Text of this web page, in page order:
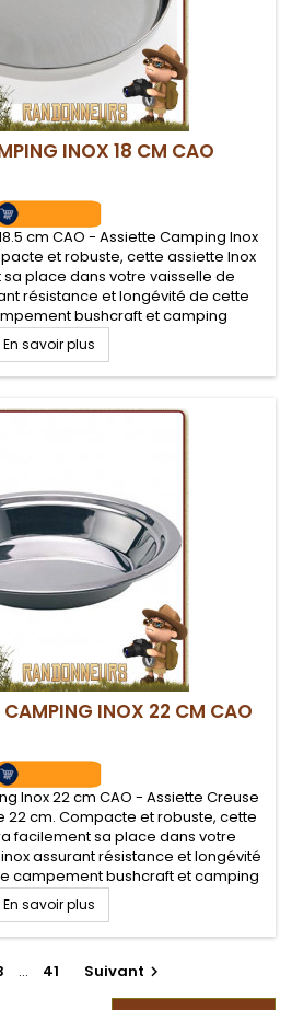
INOX 18 CM CAO
cm CAO - Assiette Camping Inox
et robuste, cette assiette Inox
place dans votre vaisselle de
résistance et longévité de cette
bushcraft et camping
En savoir plus
CAMPING INOX 22 CM CAO
Inox 22 cm CAO - Assiette Creuse
22 cm. Compacte et robuste, cette
facilement sa place dans votre
assurant résistance et longévité
campement bushcraft et camping
En savoir plus
… 41 Suivant 